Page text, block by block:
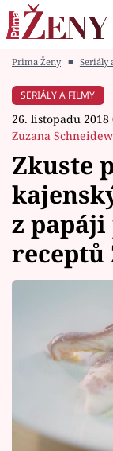
Módní alarm
Témata
Celebrity
Vztahy
Horoskopy
Sledujte
Filmový
Prima Ženy ■ Seriály
SERIÁLY A FILMY
26. listopadu 2018
Zuzana
Zkuste
z papáji
receptů